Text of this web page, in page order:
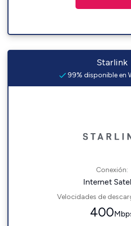
Starlink
99% disponible en
Conexión:
Internet
Velocidades de
400